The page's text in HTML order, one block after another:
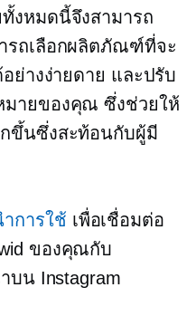
งหมดนี้จึงสามารถ
รถเลือกผลิตภัณฑ์ที่จะ
ย่างง่ายดาย และปรับ
ายของคุณ ซึ่งช่วยให้
ขึ้นซึ่งสะท้อนกับผู้มี
การใช้ เพื่อเชื่อมต่อ
ของคุณกับ
บน Instagram